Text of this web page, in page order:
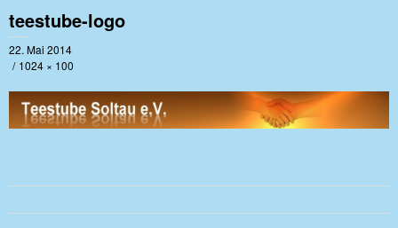
teestube-logo
22. Mai 2014
1024 × 100